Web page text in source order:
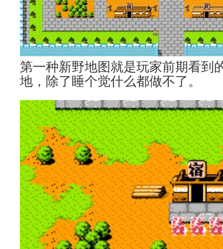
第一种新野地图就是玩家前期看到
地，除了睡个觉什么都做不了。